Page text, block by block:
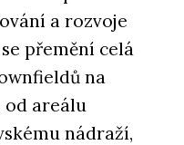
a rozvoje
přemění celá
na
od areálu
nádraží,